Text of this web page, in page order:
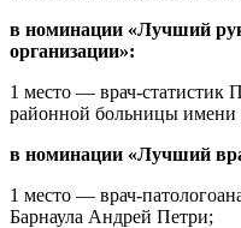
в номинации «Лучший
организации»:
1 место — врач-статистик
районной больницы
в номинации «Лучший
1 место — врач-
Барнаула Андрей Петри;